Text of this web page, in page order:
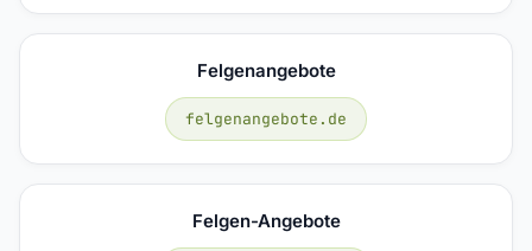
Felgenangebote
felgenangebote.de
Felgen-Angebote